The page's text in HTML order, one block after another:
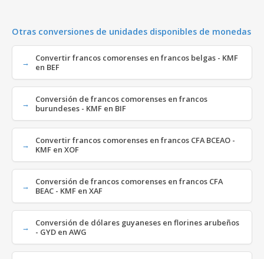
Otras conversiones de unidades disponibles de monedas
Convertir francos comorenses en francos belgas - KMF
en BEF
Conversión de francos comorenses en francos
burundeses - KMF en BIF
Convertir francos comorenses en francos CFA BCEAO -
KMF en XOF
Conversión de francos comorenses en francos CFA
BEAC - KMF en XAF
Conversión de dólares guyaneses en florines arubeños
- GYD en AWG